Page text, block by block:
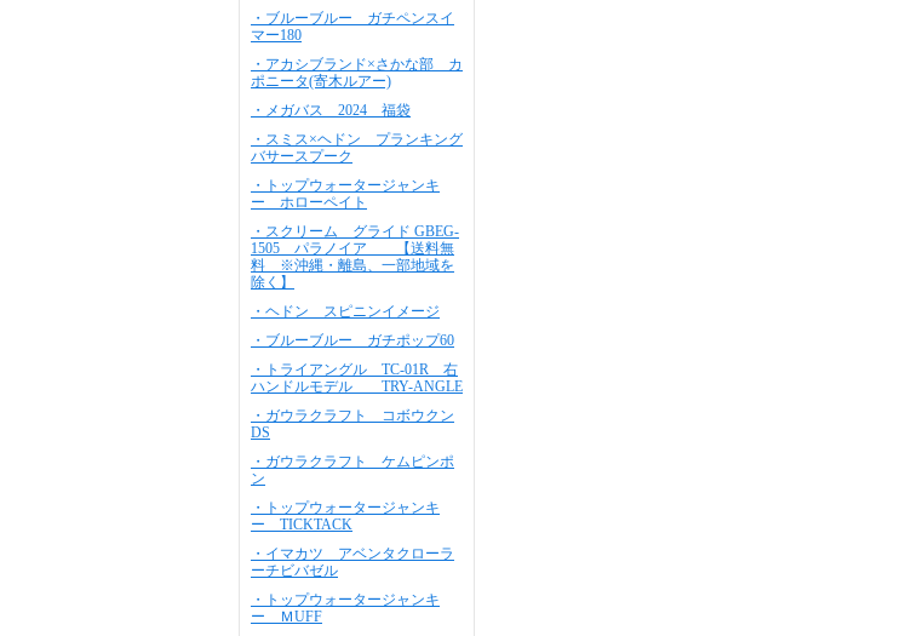
・ブルーブルー ガチペンスイ
マー180
・アカシブランド×さかな部 カ
ポニータ(寄木ルアー)
・メガバス 2024 福袋
・スミス×ヘドン プランキング
バサースプーク
・トップウォータージャンキ
ー ホローペイト
・スクリーム グライド GBEG-
1505 パラノイア 【送料無
料 ※沖縄・離島、一部地域を
除く】
・ヘドン スピニンイメージ
・ブルーブルー ガチポップ60
・トライアングル TC-01R 右
ハンドルモデル TRY-ANGLE
・ガウラクラフト コボウクン
DS
・ガウラクラフト ケムピンポ
ン
・トップウォータージャンキ
ー TICKTACK
・イマカツ アベンタクローラ
ーチビバゼル
・トップウォータージャンキ
ー ＭUFF